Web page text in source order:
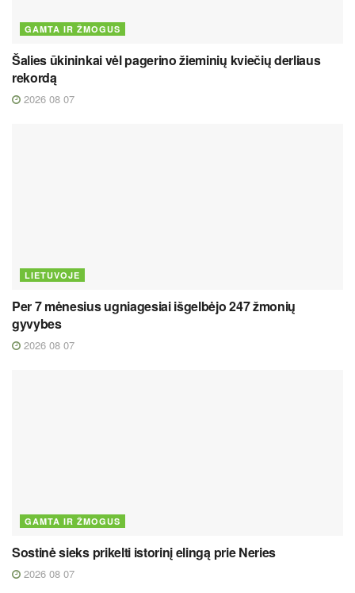
GAMTA IR ŽMOGUS
Šalies ūkininkai vėl pagerino žieminių kviečių derliaus
rekordą
2026 08 07
LIETUVOJE
Per 7 mėnesius ugniagesiai išgelbėjo 247 žmonių
gyvybes
2026 08 07
GAMTA IR ŽMOGUS
Sostinė sieks prikelti istorinį elingą prie Neries
2026 08 07